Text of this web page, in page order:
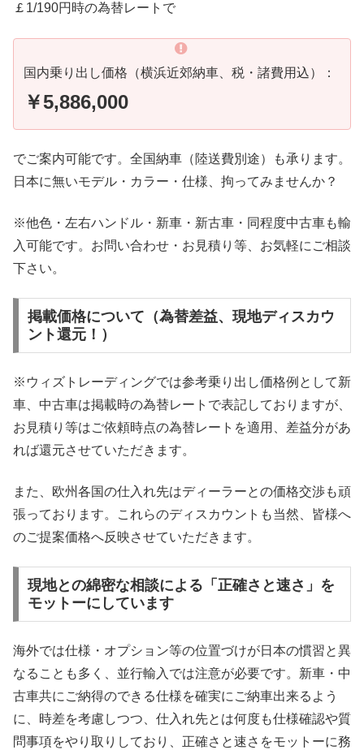
￡1/190円時の為替レートで
国内乗り出し価格（横浜近郊納車、税・諸費用込）：
￥5,886,000
でご案内可能です。全国納車（陸送費別途）も承ります。
日本に無いモデル・カラー・仕様、拘ってみませんか？
※他色・左右ハンドル・新車・新古車・同程度中古車も輸
入可能です。お問い合わせ・お見積り等、お気軽にご相談
下さい。
掲載価格について（為替差益、現地ディスカウ
ント還元！）
※ウィズトレーディングでは参考乗り出し価格例として新
車、中古車は掲載時の為替レートで表記しておりますが、
お見積り等はご依頼時点の為替レートを適用、差益分があ
れば還元させていただきます。
また、欧州各国の仕入れ先はディーラーとの価格交渉も頑
張っております。これらのディスカウントも当然、皆様へ
のご提案価格へ反映させていただきます。
現地との綿密な相談による「正確さと速さ」を
モットーにしています
海外では仕様・オプション等の位置づけが日本の慣習と異
なることも多く、並行輸入では注意が必要です。新車・中
古車共にご納得のできる仕様を確実にご納車出来るよう
に、時差を考慮しつつ、仕入れ先とは何度も仕様確認や質
問事項をやり取りしており、正確さと速さをモットーに務